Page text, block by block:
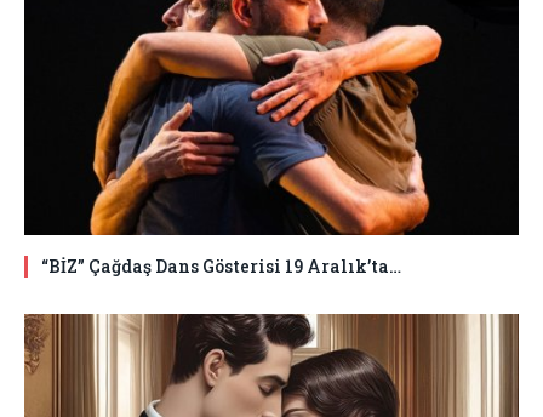
“BİZ” Çağdaş Dans Gösterisi 19 Aralık’ta…